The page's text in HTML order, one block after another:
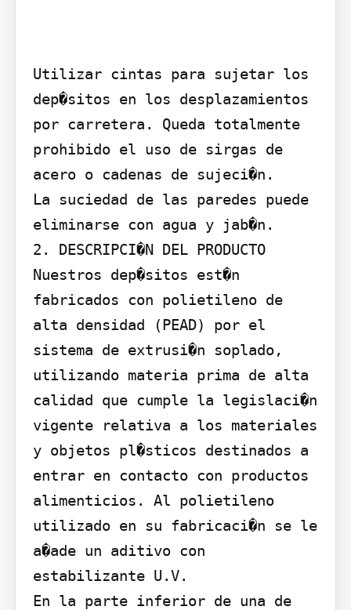
Utilizar cintas para sujetar los
dep�sitos en los desplazamientos
por carretera. Queda totalmente
prohibido el uso de sirgas de
acero o cadenas de sujeci�n.
La suciedad de las paredes puede
eliminarse con agua y jab�n.
2. DESCRIPCI�N DEL PRODUCTO
Nuestros dep�sitos est�n
fabricados con polietileno de
alta densidad (PEAD) por el
sistema de extrusi�n soplado,
utilizando materia prima de alta
calidad que cumple la legislaci�n
vigente relativa a los materiales
y objetos pl�sticos destinados a
entrar en contacto con productos
alimenticios. Al polietileno
utilizado en su fabricaci�n se le
a�ade un aditivo con
estabilizante U.V.
En la parte inferior de una de